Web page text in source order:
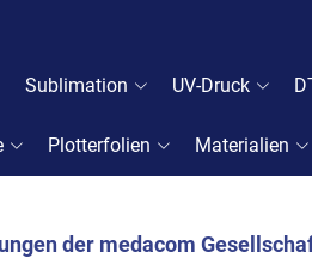
Sublimation UV-Druck
Plotterfolien Materialien
der medacom